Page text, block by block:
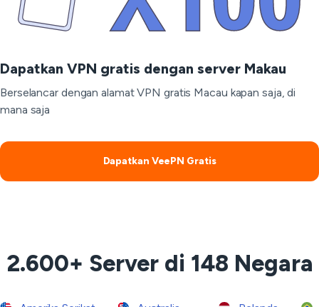
Dapatkan VPN gratis dengan server Makau
Berselancar dengan alamat VPN gratis Macau kapan saja, di
mana saja
Dapatkan VeePN Gratis
2.600+ Server di 148 Negara